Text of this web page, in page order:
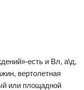
есть и Вл, а\д,
вертолетная
или площадной